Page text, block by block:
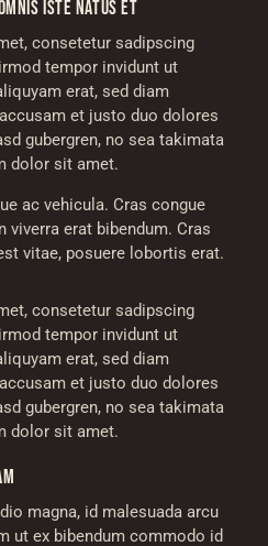
ISTE NATUS ET
consetetur sadipscing
tempor invidunt ut
erat, sed diam
et justo duo dolores
gubergren, no sea takimata
dolor sit amet.
ac vehicula. Cras congue
viverra erat bibendum. Cras
vitae, posuere lobortis erat.
consetetur sadipscing
tempor invidunt ut
erat, sed diam
et justo duo dolores
gubergren, no sea takimata
dolor sit amet.
magna, id malesuada arcu
ut ex bibendum commodo id